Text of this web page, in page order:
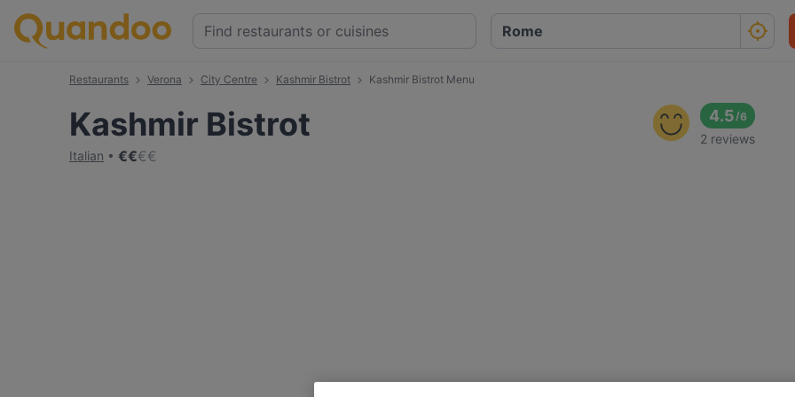
Restaurants Verona City Centre Kashmir Bistrot Kashmir Bistrot Menu
Kashmir Bistrot
Italian €€€€
4.5/6
2 reviews